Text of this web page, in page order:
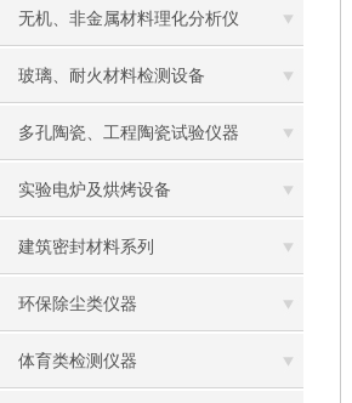
无机、非金属材料理化分析仪
玻璃、耐火材料检测设备
多孔陶瓷、工程陶瓷试验仪器
实验电炉及烘烤设备
建筑密封材料系列
环保除尘类仪器
体育类检测仪器